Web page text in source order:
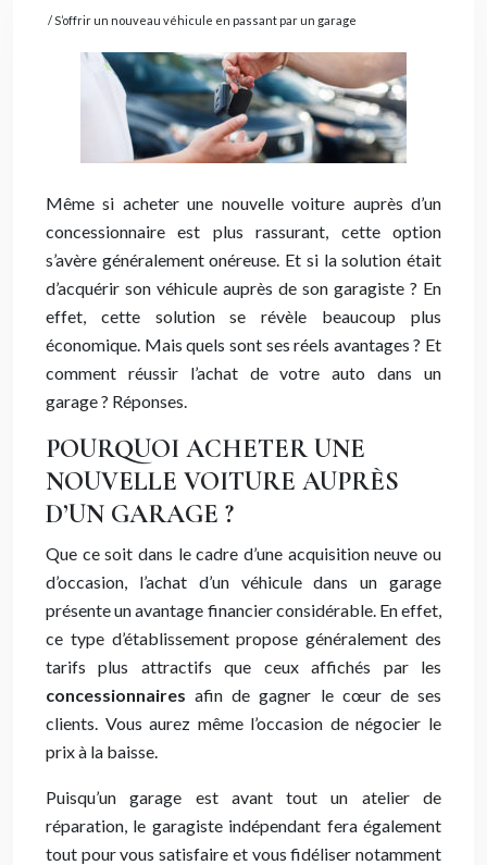
/ S’offrir un nouveau véhicule en passant par un garage
Même si acheter une nouvelle voiture auprès d’un
concessionnaire est plus rassurant, cette option
s’avère généralement onéreuse. Et si la solution était
d’acquérir son véhicule auprès de son garagiste ? En
effet, cette solution se révèle beaucoup plus
économique. Mais quels sont ses réels avantages ? Et
comment réussir l’achat de votre auto dans un
garage ? Réponses.
POURQUOI ACHETER UNE
NOUVELLE VOITURE AUPRÈS
D’UN GARAGE ?
Que ce soit dans le cadre d’une acquisition neuve ou
d’occasion, l’achat d’un véhicule dans un garage
présente un avantage financier considérable. En effet,
ce type d’établissement propose généralement des
tarifs plus attractifs que ceux affichés par les
concessionnaires afin de gagner le cœur de ses
clients. Vous aurez même l’occasion de négocier le
prix à la baisse.
Puisqu’un garage est avant tout un atelier de
réparation, le garagiste indépendant fera également
tout pour vous satisfaire et vous fidéliser notamment